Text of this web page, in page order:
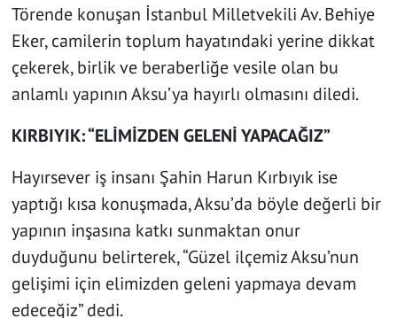
Törende konuşan İstanbul Milletvekili Av. Behiye
Eker, camilerin toplum hayatındaki yerine dikkat
çekerek, birlik ve beraberliğe vesile olan bu
anlamlı yapının Aksu’ya hayırlı olmasını diledi.
KIRBIYIK: “ELİMİZDEN GELENİ YAPACAĞIZ”
Hayırsever iş insanı Şahin Harun Kırbıyık ise
yaptığı kısa konuşmada, Aksu’da böyle değerli bir
yapının inşasına katkı sunmaktan onur
duyduğunu belirterek, “Güzel ilçemiz Aksu’nun
gelişimi için elimizden geleni yapmaya devam
edeceğiz” dedi.